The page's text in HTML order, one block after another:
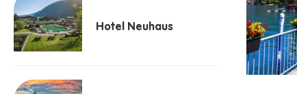
Hotel Neuhaus